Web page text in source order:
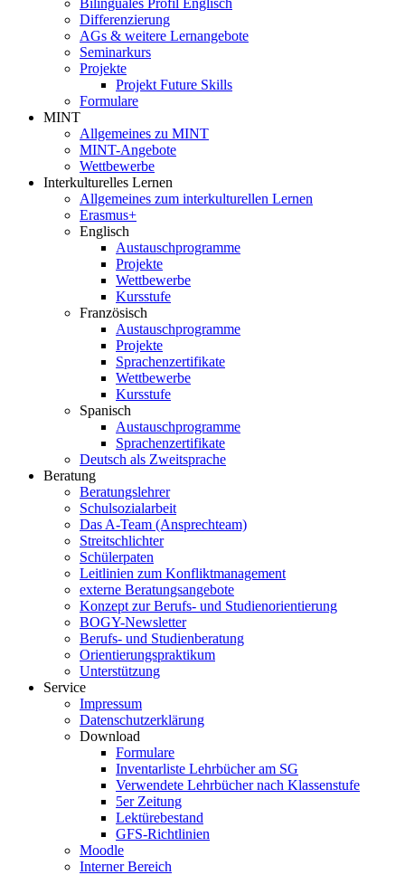
Bilinguales Profil Englisch
Differenzierung
AGs & weitere Lernangebote
Seminarkurs
Projekte
Projekt Future Skills
Formulare
MINT
Allgemeines zu MINT
MINT-Angebote
Wettbewerbe
Interkulturelles Lernen
Allgemeines zum interkulturellen Lernen
Erasmus+
Englisch
Austauschprogramme
Projekte
Wettbewerbe
Kursstufe
Französisch
Austauschprogramme
Projekte
Sprachenzertifikate
Wettbewerbe
Kursstufe
Spanisch
Austauschprogramme
Sprachenzertifikate
Deutsch als Zweitsprache
Beratung
Beratungslehrer
Schulsozialarbeit
Das A-Team (Ansprechteam)
Streitschlichter
Schülerpaten
Leitlinien zum Konfliktmanagement
externe Beratungsangebote
Konzept zur Berufs- und Studienorientierung
BOGY-Newsletter
Berufs- und Studienberatung
Orientierungspraktikum
Unterstützung
Service
Impressum
Datenschutzerklärung
Download
Formulare
Inventarliste Lehrbücher am SG
Verwendete Lehrbücher nach Klassenstufe
5er Zeitung
Lektürebestand
GFS-Richtlinien
Moodle
Interner Bereich